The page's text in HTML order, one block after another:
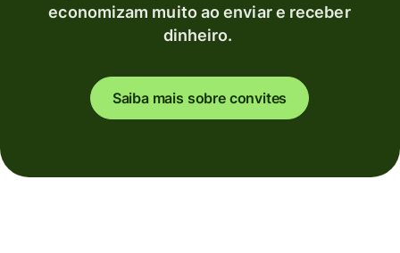
economizam muito ao enviar e receber
dinheiro.
Saiba mais sobre convites